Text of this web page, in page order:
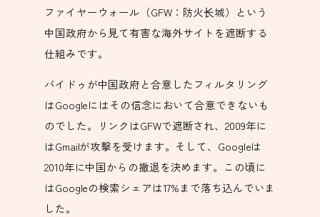
ファイヤーウォール（GFW：防火长城）という
中国政府から見て有害な海外サイトを遮断する
仕組みです。
バイドゥが中国政府と合意したフィルタリング
はGoogleにはその信念において合意できないも
のでした。リンクはGFWで遮断され、2009年に
はGmailが攻撃を受けます。そして、Googleは
2010年に中国からの撤退を決めます。この頃に
はGoogleの検索シェアは17%まで落ち込んでいま
した。